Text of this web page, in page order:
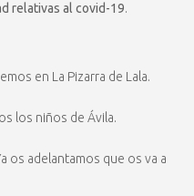
relativas al covid-19.
en La Pizarra de Lala.
los niños de Ávila.
os adelantamos que os va a